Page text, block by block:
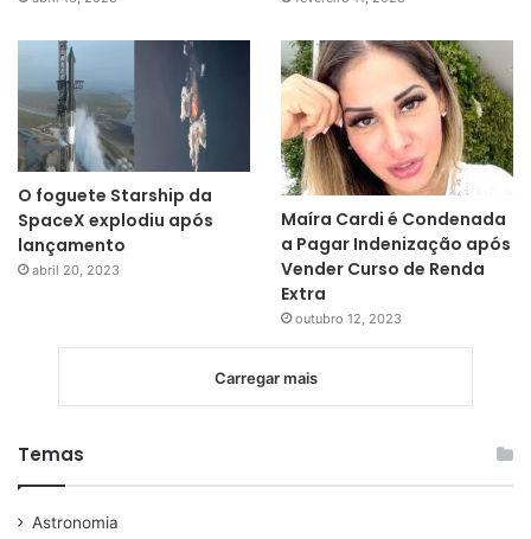
O foguete Starship da
SpaceX explodiu após
lançamento
abril 20, 2023
Maíra Cardi é Condenada
a Pagar Indenização após
Vender Curso de Renda
Extra
outubro 12, 2023
Carregar mais
Temas
Astronomia